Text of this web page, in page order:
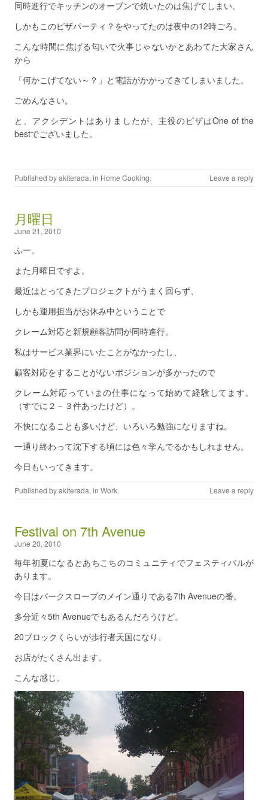
同時進行でキッチンのオーブンで焼いたのは焦げてしまい、
しかもこのピザパーティ？をやってたのは夜中の12時ごろ。
こんな時間に焦げる匂いで火事じゃないかとあわてた大家さん
から
「何かこげてない～？」と電話がかかってきてしまいました。
ごめんなさい。
と、アクシデントはありましたが、主役のピザはOne of the
bestでございました。
Published byakiterada, in Home Cooking. Leave a reply
月曜日
June 21, 2010
ふー。
また月曜日ですよ。
最近はとってきたプロジェクトがうまく回らず、
しかも運用担当がお休み中ということで
クレーム対応と新規顧客訪問が同時進行。
私はサービス業界にいたことがなかったし、
顧客対応をすることがないポジションが多かったので
クレーム対応っていまの仕事になって始めて経験してます。
（すでに２－３件あったけど）。
不快になることも多いけど、いろいろ勉強になりますね。
一通り終わって沈下する頃には色々学んでるかもしれません。
今日もいってきます。
Published byakiterada, in Work. Leave a reply
Festival on 7th Avenue
June 20, 2010
毎年初夏になるとあちこちのコミュニティでフェスティバルが
あります。
今日はパークスロープのメイン通りである7th Avenueの番。
多分近々5th Avenueでもあるんだろうけど。
20ブロックくらいが歩行者天国になり、
お店がたくさん出ます。
こんな感じ。